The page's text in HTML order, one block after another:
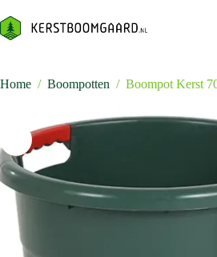
naar
de
Home / Boompotten / Boompot Kerst